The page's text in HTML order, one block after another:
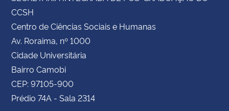
CCSH
Centro de Ciências Sociais e Humanas
Av. Roraima, nº 1000
Cidade Universitária
Bairro Camobi
CEP: 97105-900
Prédio 74A - Sala 2314